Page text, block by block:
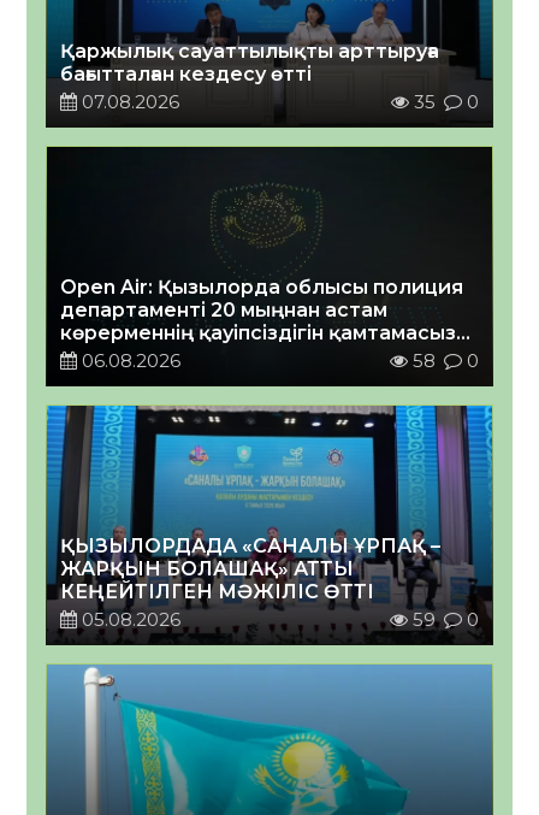
Қаржылық сауаттылықты арттыруға
бағытталған кездесу өтті
07.08.2026
35 0
Open Air: Қызылорда облысы полиция
департаменті 20 мыңнан астам
көрерменнің қауіпсіздігін қамтамасыз
етті06.08.2026 58 0
ҚЫЗЫЛОРДАДА «САНАЛЫ ҰРПАҚ –
ЖАРҚЫН БОЛАШАҚ» АТТЫ
КЕҢЕЙТІЛГЕН МӘЖІЛІС ӨТТІ
05.08.2026
59 0